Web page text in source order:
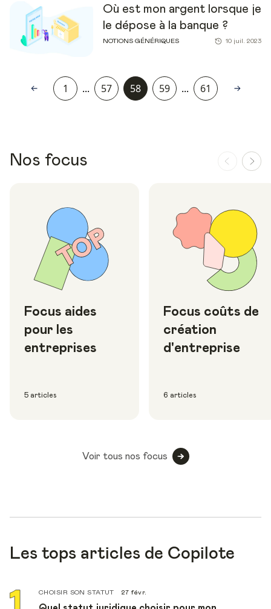
Où est mon argent lorsque je
le dépose à la banque ?
NOTIONS GÉNÉRIQUES 10 juil. 2023
1 ... 57 58 59 ... 61
Nos focus
Focus aides
pour les
entreprises
5 articles
Focus coûts de
création
d'entreprise
6 articles
Voir tous nos focus
Les tops articles de Copilote
CHOISIR SON STATUT 27 févr.